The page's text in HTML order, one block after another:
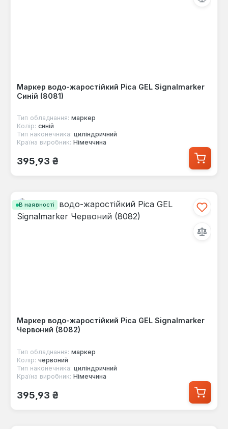
Маркер водо-жаростійкий Pica GEL Signalmarker
Синій (8081)
Тип обладнання: маркер
Колір: синій
Тип наконечника: циліндричний
Країна виробник: Німеччина
Звичайна ціна:
395,93 ₴
В наявності
Маркер водо-жаростійкий Pica GEL Signalmarker
Червоний (8082)
Тип обладнання: маркер
Колір: червоний
Тип наконечника: циліндричний
Країна виробник: Німеччина
Звичайна ціна:
395,93 ₴